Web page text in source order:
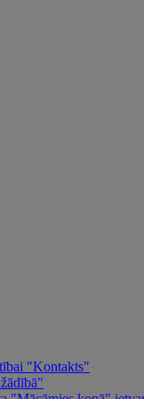
"Kontakts"